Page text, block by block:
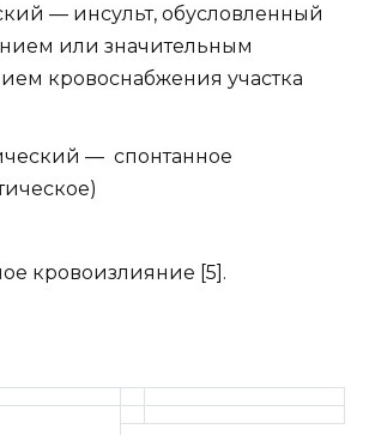
— инсульт, обусловленный
или значительным
кровоснабжения участка
— спонтанное
кровоизлияние [5].